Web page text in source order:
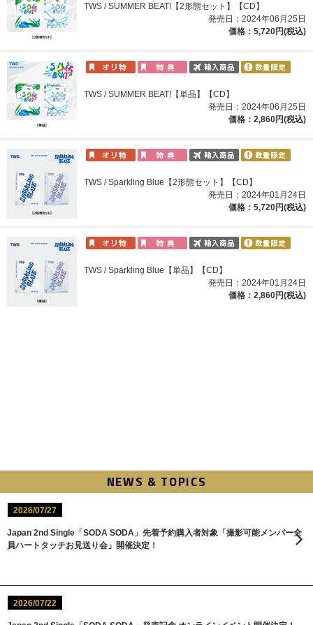
TWS / SUMMER BEAT!【2形態セット】【CD】
発売日：2024年06月25日
価格：5,720円(税込)
TWS / SUMMER BEAT!【単品】【CD】
発売日：2024年06月25日
価格：2,860円(税込)
TWS / Sparkling Blue【2形態セット】【CD】
発売日：2024年01月24日
価格：5,720円(税込)
TWS / Sparkling Blue【単品】【CD】
発売日：2024年01月24日
価格：2,860円(税込)
NEWS & TOPICS
2026/07/27
Japan 2nd Single「SODA SODA」先着予約購入者対象「撮影可能メンバー全
員ハートタッチお見送り会」開催決定！
2026/07/22